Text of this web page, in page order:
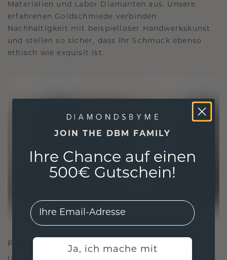
Materialien und Labor Diamanten aus. Unsere
erfahrenen Goldschmiede verbinden
Nachhaltigkeit mit beispielloser Handwerkskunst
und stellen so sicher, dass Ihr Schmuck ebenso
ethisch wie exquisit ist.
FÜR VERBINDUNGEN GESCHAFFEN
JOIN THE DBM FAMILY
Ihre Chance auf einen
500€ Gutschein!
EMail
Ja, ich mache mit